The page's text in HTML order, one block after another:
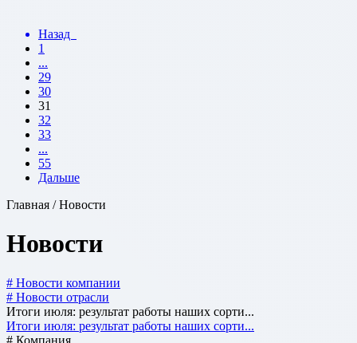
Назад
1
...
29
30
31
32
33
...
55
Дальше
Главная / Новости
Новости
# Новости компании
# Новости отрасли
Итоги июля: результат работы наших сорти...
Итоги июля: результат работы наших сорти...
# Компания